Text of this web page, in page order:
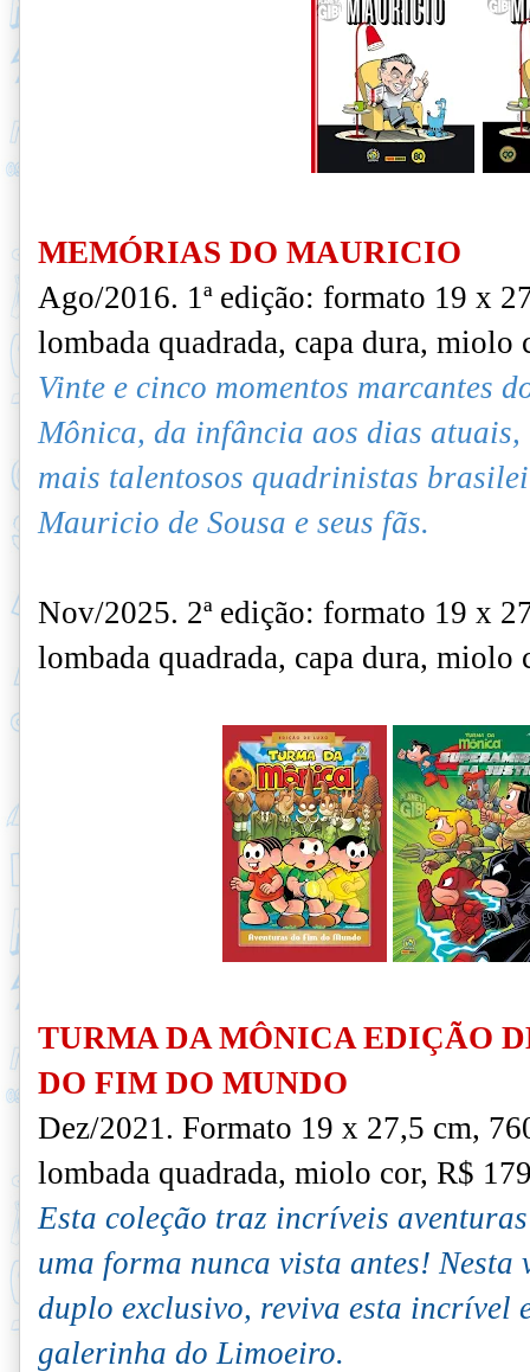
MEMÓRIAS DO MAURICIO
Ago/2016. 1ª edição: formato 19 x
lombada quadrada, capa dura, miolo
Vinte e cinco momentos marcantes
Mônica, da infância aos dias
mais talentosos quadrinistas
Mauricio de Sousa e seus fãs.
Nov/2025. 2ª edição: formato 19 x
lombada quadrada, capa dura, miolo
TURMA DA MÔNICA EDIÇÃO
DO FIM DO MUNDO
Dez/2021. Formato 19 x 27,5 cm,
lombada quadrada, miolo cor, R$
Esta coleção traz incríveis
uma forma nunca vista antes! Nesta
duplo exclusivo, reviva esta incrível
galerinha do Limoeiro.